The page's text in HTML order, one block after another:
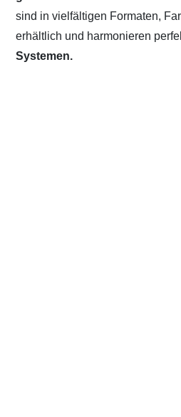
sind in vielfältigen Formaten,
erhältlich und harmonieren
Systemen.